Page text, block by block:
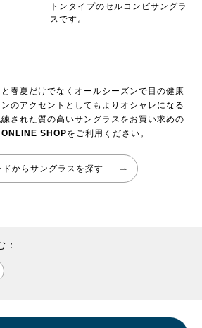
トンタイプのセルコンビサングラ
スです。
春夏だけでなくオールシーズンで目の健康
のアクセントとしてもよりオシャレになる
された質の高いサングラスをお買い求めの
SHOPをご利用ください。
ドからサングラスを探す
：